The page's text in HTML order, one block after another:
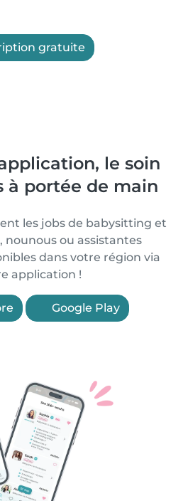
gratuite
le soin
à portée de main
les jobs de babysitting et
nounous ou assistantes
dans votre région via
application !
Google Play